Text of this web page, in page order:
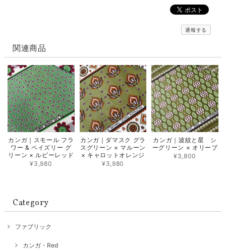
通報する
関連商品
カンガ｜スモール フラ
ワー & ペイズリー グ
リーン × ルビーレッド
¥3,980
カンガ｜ダマスク グラ
スグリーン × マルーン
× キャロットオレンジ
¥3,980
カンガ｜波紋と星 シ
ーグリーン × オリーブ
¥3,800
Category
ファブリック
カンガ・Red